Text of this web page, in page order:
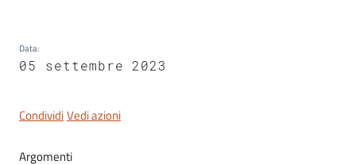
argomenti
Seguici
Data:
05 settembre 2023
CondividiVedi azioni
Argomenti